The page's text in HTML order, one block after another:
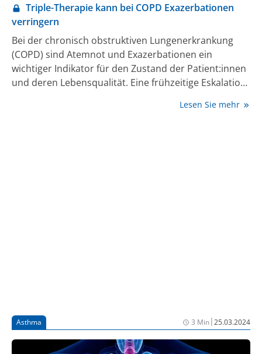
aktuellen GOLD-Empfehlung. Die Daten der ETHOS-
Studie hatten hier einen Hinweis erbracht, dass
Mortalitätssenkung möglich ist (3).
Triple-Therapie kann bei COPD Exazerbationen
verringern
Bei der chronisch obstruktiven Lungenerkrankung
(COPD) sind Atemnot und Exazerbationen ein
wichtiger Indikator für den Zustand der Patient:innen
und deren Lebensqualität. Eine frühzeitige Eskalation
die Lungenfunktion und die Exazerbationen. Auch
Lesen Sie mehr
Asthma 3 Min|25.03.2024